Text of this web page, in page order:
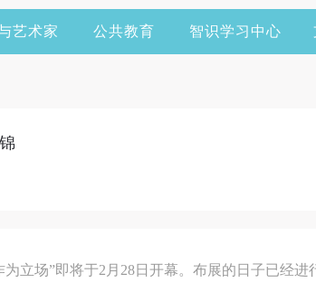
艺术家 公共教育 智识学习中心
立场”即将于2月28日开幕。布展的日子已经进